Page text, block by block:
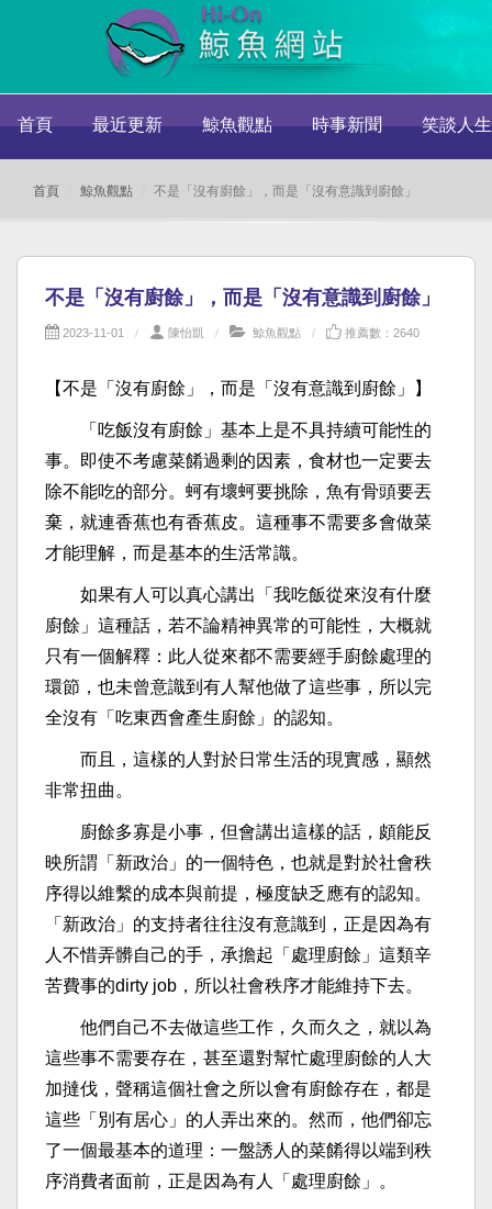
首頁 最近更新 鯨魚觀點 時事新聞 笑談人生
首頁 鯨魚觀點 不是「沒有廚餘」，而是「沒有意識到廚餘」
不是「沒有廚餘」，而是「沒有意識到廚餘」
2023-11-01 陳怡凱 鯨魚觀點 推薦數：2640
【不是「沒有廚餘」，而是「沒有意識到廚餘」】
「吃飯沒有廚餘」基本上是不具持續可能性的
事。即使不考慮菜餚過剩的因素，食材也一定要去
除不能吃的部分。蚵有壞蚵要挑除，魚有骨頭要丟
棄，就連香蕉也有香蕉皮。這種事不需要多會做菜
才能理解，而是基本的生活常識。
如果有人可以真心講出「我吃飯從來沒有什麼
廚餘」這種話，若不論精神異常的可能性，大概就
只有一個解釋：此人從來都不需要經手廚餘處理的
環節，也未曾意識到有人幫他做了這些事，所以完
全沒有「吃東西會產生廚餘」的認知。
而且，這樣的人對於日常生活的現實感，顯然
非常扭曲。
廚餘多寡是小事，但會講出這樣的話，頗能反
映所謂「新政治」的一個特色，也就是對於社會秩
序得以維繫的成本與前提，極度缺乏應有的認知。
「新政治」的支持者往往沒有意識到，正是因為有
人不惜弄髒自己的手，承擔起「處理廚餘」這類辛
苦費事的dirty job，所以社會秩序才能維持下去。
他們自己不去做這些工作，久而久之，就以為
這些事不需要存在，甚至還對幫忙處理廚餘的人大
加撻伐，聲稱這個社會之所以會有廚餘存在，都是
這些「別有居心」的人弄出來的。然而，他們卻忘
了一個最基本的道理：一盤誘人的菜餚得以端到秩
序消費者面前，正是因為有人「處理廚餘」。